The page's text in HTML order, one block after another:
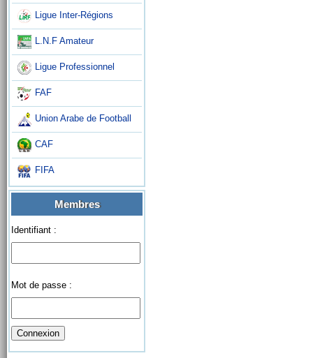
Ligue Inter-Régions
L.N.F Amateur
Ligue Professionnel
FAF
Union Arabe de Football
CAF
FIFA
Membres
Identifiant :
Mot de passe :